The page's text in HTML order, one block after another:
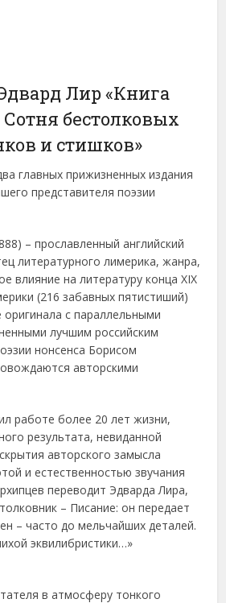
Лир «Книга
Сотня бестолковых
и стишков»
главных прижизненных издания
представителя поэзии
– прославленный английский
литературного лимерика, жанра,
влияние на литературу конца XIX
(216 забавных пятистиший)
с параллельными
лучшим российским
нонсенса Борисом
авторскими
работе более 20 лет жизни,
результата, невиданной
авторского замысла
и естественностью звучания
переводит Эдварда Лира,
– Писание: он передает
– часто до мельчайших деталей.
эквилибристики…»
в атмосферу тонкого